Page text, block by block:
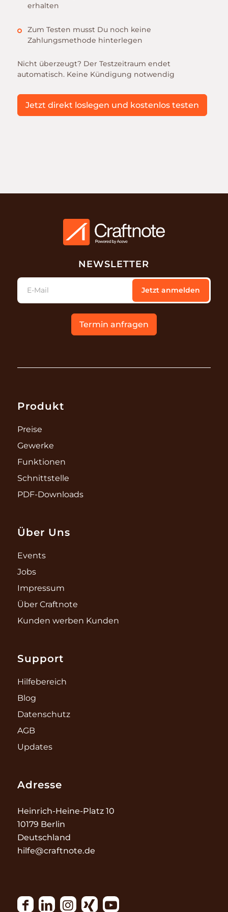
erhalten
Zum Testen musst Du noch keine
Zahlungsmethode hinterlegen
Nicht überzeugt? Der Testzeitraum endet
automatisch. Keine Kündigung notwendig
Jetzt direkt loslegen und kostenlos testen
NEWSLETTER
E-Mail Jetzt anmelden
Termin anfragen
Produkt
Preise
Gewerke
Funktionen
Schnittstelle
PDF-Downloads
Über Uns
Events
Jobs
Impressum
Über Craftnote
Kunden werben Kunden
Support
Hilfebereich
Blog
Datenschutz
AGB
Updates
Adresse
Heinrich-Heine-Platz 10
10179 Berlin
Deutschland
hilfe@craftnote.de